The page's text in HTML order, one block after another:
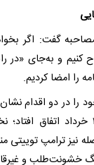
گفت: اگر
کنیم و به‌جای «در
را امضا کردیم.
را در دو اقدام
۲۴ خرداد یا در واقع سحرگاه دوشنبه
نیز ترامپ توییتی
خشونت‌طلب و